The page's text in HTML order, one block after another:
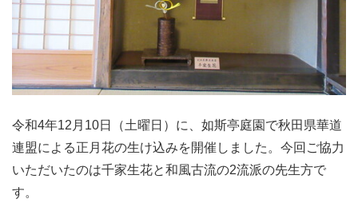
令和4年12月10日（土曜日）に、如斯亭庭園で秋田県華道
連盟による正月花の生け込みを開催しました。今回ご協力
いただいたのは千家生花と和風古流の2流派の先生方で
す。